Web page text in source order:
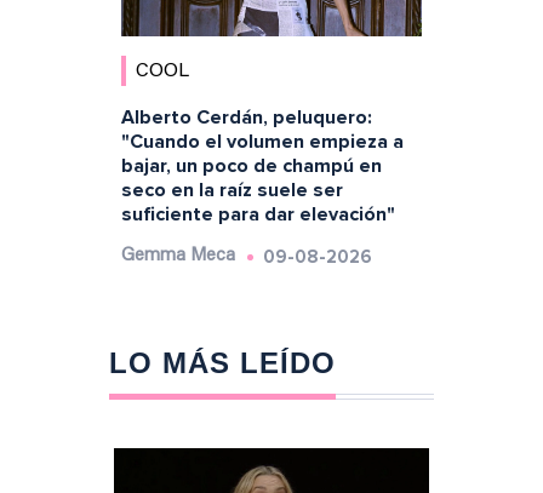
COOL
Alberto Cerdán, peluquero:
"Cuando el volumen empieza a
bajar, un poco de champú en
seco en la raíz suele ser
suficiente para dar elevación"
Gemma Meca 09-08-2026
LO MÁS LEÍDO